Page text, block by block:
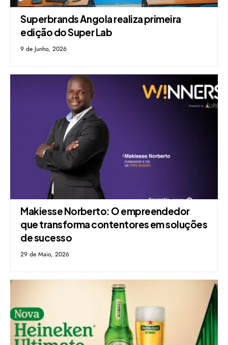
Superbrands Angola realiza primeira
edição do Super Lab
9 de Junho, 2026
Makiesse Norberto: O empreendedor
que transforma contentores em soluções
de sucesso
29 de Maio, 2026